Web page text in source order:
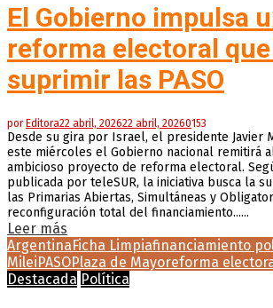
El Gobierno impulsa
reforma electoral
suprimir las PASO
porEditora22 abril, 202622 abril, 20260153
Desde su gira por Israel, el presidente Javier
este miércoles el Gobierno nacional remitirá
ambicioso proyecto de reforma electoral.
publicada por teleSUR, la iniciativa busca la
las Primarias Abiertas, Simultáneas y
reconfiguración total del financiamiento......
Leer más
ArgentinaFicha Limpiafinanciamiento
MileiPASOPlaza de Mayoreforma
Destacada Política